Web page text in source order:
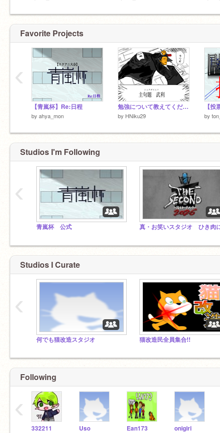
Favorite Projects
【青嵐杯】Re:日程
by ahya_mon
勉強について教えてください
by HNiku29 by
‹
Studios I'm Following
青嵐杯 公式
‹
Studios I Curate
何でも猫改造スタジオ 猫改造民全員集合!!
‹
Following
332211 Uso Ean173 onigiri
‹